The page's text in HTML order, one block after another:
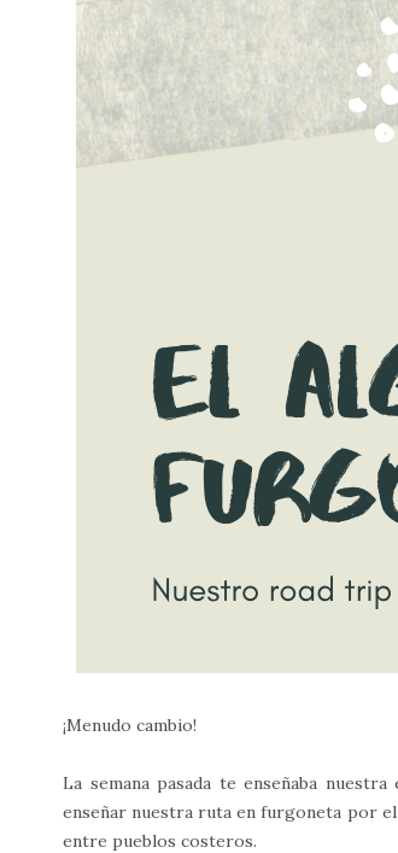
¡Menudo cambio!
La semana pasada te enseñaba
enseñar nuestra ruta en furgoneta por
entre pueblos costeros.